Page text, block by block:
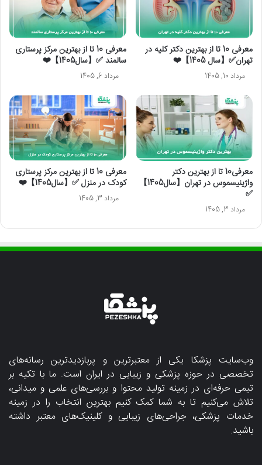
معرفی 10 تا از بهترین دکتر کلیه در
تهران✅【سال 1405】❤️
مرداد 10, 1405
معرفی 10 تا از بهترین مرکز پرستاری
سالمند ✅【سال1405】❤️
مرداد 6, 1405
معرفی10 تا از بهترین دکتر
واژینیسموس در تهران【سال1405】
✅
مرداد 3, 1405
معرفی 10 تا از بهترین مرکز پرستاری
کودک در منزل ✅【سال1405】❤️
مرداد 3, 1405
وب‌سایت پزشکا یکی از معتبرترین و پربازدیدترین رسانه‌های
تخصصی در حوزه پزشکی و زیبایی در ایران است. ما با تکیه بر
تیمی حرفه‌ای در زمینه تولید محتوا و بررسی‌های علمی و میدانی،
تلاش می‌کنیم تا به شما کمک کنیم بهترین انتخاب را در زمینه
خدمات پزشکی، جراحی‌های زیبایی و کلینیک‌های معتبر داشته
باشید.